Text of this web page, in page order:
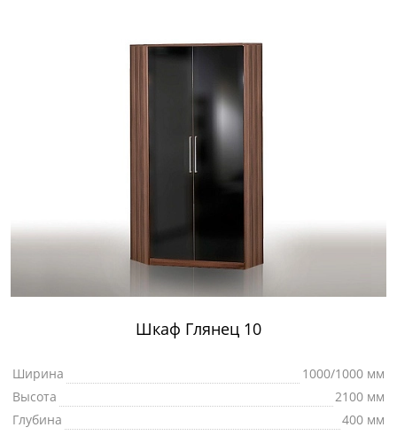
Шкаф Глянец 10
Ширина
1000/1000 мм
Высота
2100 мм
Глубина
400 мм